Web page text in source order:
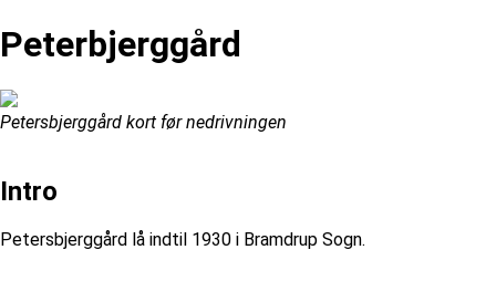
Peterbjerggård
Petersbjerggård kort før nedrivningen
Intro
Petersbjerggård lå indtil 1930 i Bramdrup Sogn.